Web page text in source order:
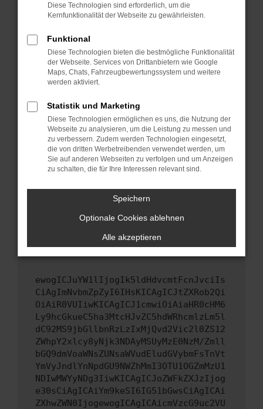
verhindern. Funktioniert die Seite in einem
anderen Browser oder in einem privaten
Starte dein Gerät neu.
Das kann manchmal helfen, vorübergehende
Probleme zu beheben.
Betriebssystem auf dem neuesten Stand
sind.
Veraltete Software birgt nicht nur ein
Sicherheitsrisiko, sondern kann auch dazu
führen, dass bestimmte Funktionen nicht mehr
unterstützt werden.
Wende dich an den Webseitenbetreiber.
Wenn du alle oben genannten Schritte versucht
hast, kontaktiere uns bitte. Wir werden
versuchen, das Problem zu beheben. Du kannst
uns diesen Text schicken, um uns bei der
ewogICJuYW1lIjogIk5ldHdvcmtFcnJvciIs
CiAgImNvbmZpZyI6IHsKICAgICJtZXRob2Qi
OiAiR0VUIiwKICAgICJ1cmwiOiAiaHR0cHM6
Ly9hcGkueC5ha3MtcHJvZC5hdWRhcmlzLm5l
dC92MS9jbGllbnRzLzIxMjQvd2Vic2l0ZS12
ZWhpY2xlcy8yNjk3NDAyMSUyMzE0NzM/Zmll
bGQ9dmVoaWNsZUNsaWVudEludGVybmFsTnVt
YmVyJndlYnNpdGU9NWZhMmI3OTU1OGZmMzU1
NDIwMWYyNDg3IiwKICAgICJoZWFkZXJzIjog
e30sCiAgICAiYm9keSI6IG51bGwsCiAgICAi
ZXhwZWN0IjogewogICAgICAicmVzcG9uc2VU
Diese Technologien sind erforderlich, um die
Kernfunktionalität der Webseite zu gewährleisten.
Funktional
Diese Technologien bieten die bestmögliche Funktionalität
der Webseite. Services von Drittanbietern wie Google
Maps, Chats, Fahrzeugbewertungssystem und weitere
werden aktiviert.
Statistik und Marketing
Diese Technologien ermöglichen es uns, die Nutzung der
Webseite zu analysieren, um die Leistung zu messen und
zu verbessern. Zudem werden Technologien eingesetzt,
die von dritten Werbetreibenden verwendet werden, um
Sie auf anderen Webseiten zu verfolgen und um Anzeigen
zu schalten, die für Ihre Interessen relevant sind.
Speichern
Optionale Cookies ablehnen
Alle akzeptieren